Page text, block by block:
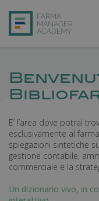
FarmaPost
Registrati
E’ l’area dove potrai
esclusivamente al
spiegazioni sintetiche
gestione contabile,
commerciale e la
Un dizionario vivo, in